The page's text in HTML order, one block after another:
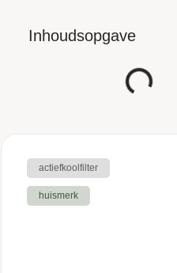
Inhoudsopgave
actiefkoolfilter
huismerk